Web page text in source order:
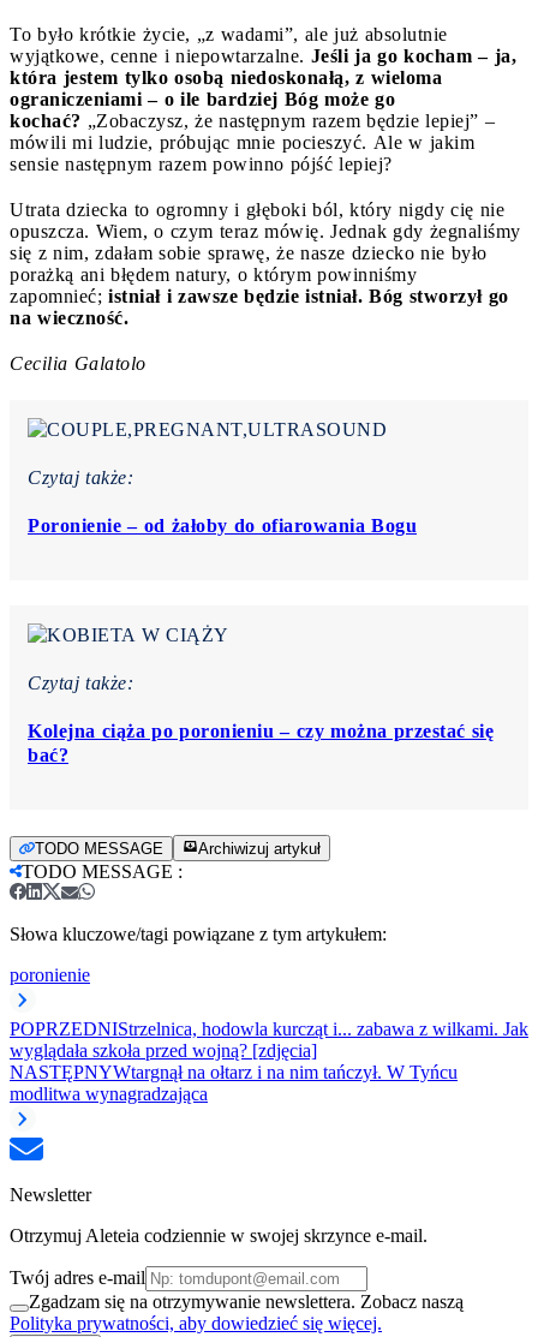
To było krótkie życie, „z wadami”, ale już absolutnie
wyjątkowe, cenne i niepowtarzalne. Jeśli ja go kocham – ja,
która jestem tylko osobą niedoskonałą, z wieloma
ograniczeniami – o ile bardziej Bóg może go
kochać? „Zobaczysz, że następnym razem będzie lepiej” –
mówili mi ludzie, próbując mnie pocieszyć. Ale w jakim
sensie następnym razem powinno pójść lepiej?
Utrata dziecka to ogromny i głęboki ból, który nigdy cię nie
opuszcza. Wiem, o czym teraz mówię. Jednak gdy żegnaliśmy
się z nim, zdałam sobie sprawę, że nasze dziecko nie było
porażką ani błędem natury, o którym powinniśmy
zapomnieć; istniał i zawsze będzie istniał. Bóg stworzył go
na wieczność.
Cecilia Galatolo
Czytaj także:
Poronienie – od żałoby do ofiarowania Bogu
Czytaj także:
Kolejna ciąża po poronieniu – czy można przestać się
bać?
TODO MESSAGE Archiwizuj artykuł
TODO MESSAGE :
Słowa kluczowe/tagi powiązane z tym artykułem:
poronienie
POPRZEDNIStrzelnica, hodowla kurcząt i... zabawa z wilkami. Jak
wyglądała szkoła przed wojną? [zdjęcia]
NASTĘPNYWtargnął na ołtarz i na nim tańczył. W Tyńcu
modlitwa wynagradzająca
Newsletter
Otrzymuj Aleteia codziennie w swojej skrzynce e-mail.
Twój adres e-mail
Zgadzam się na otrzymywanie newslettera. Zobacz naszą
Polityka prywatności, aby dowiedzieć się więcej.